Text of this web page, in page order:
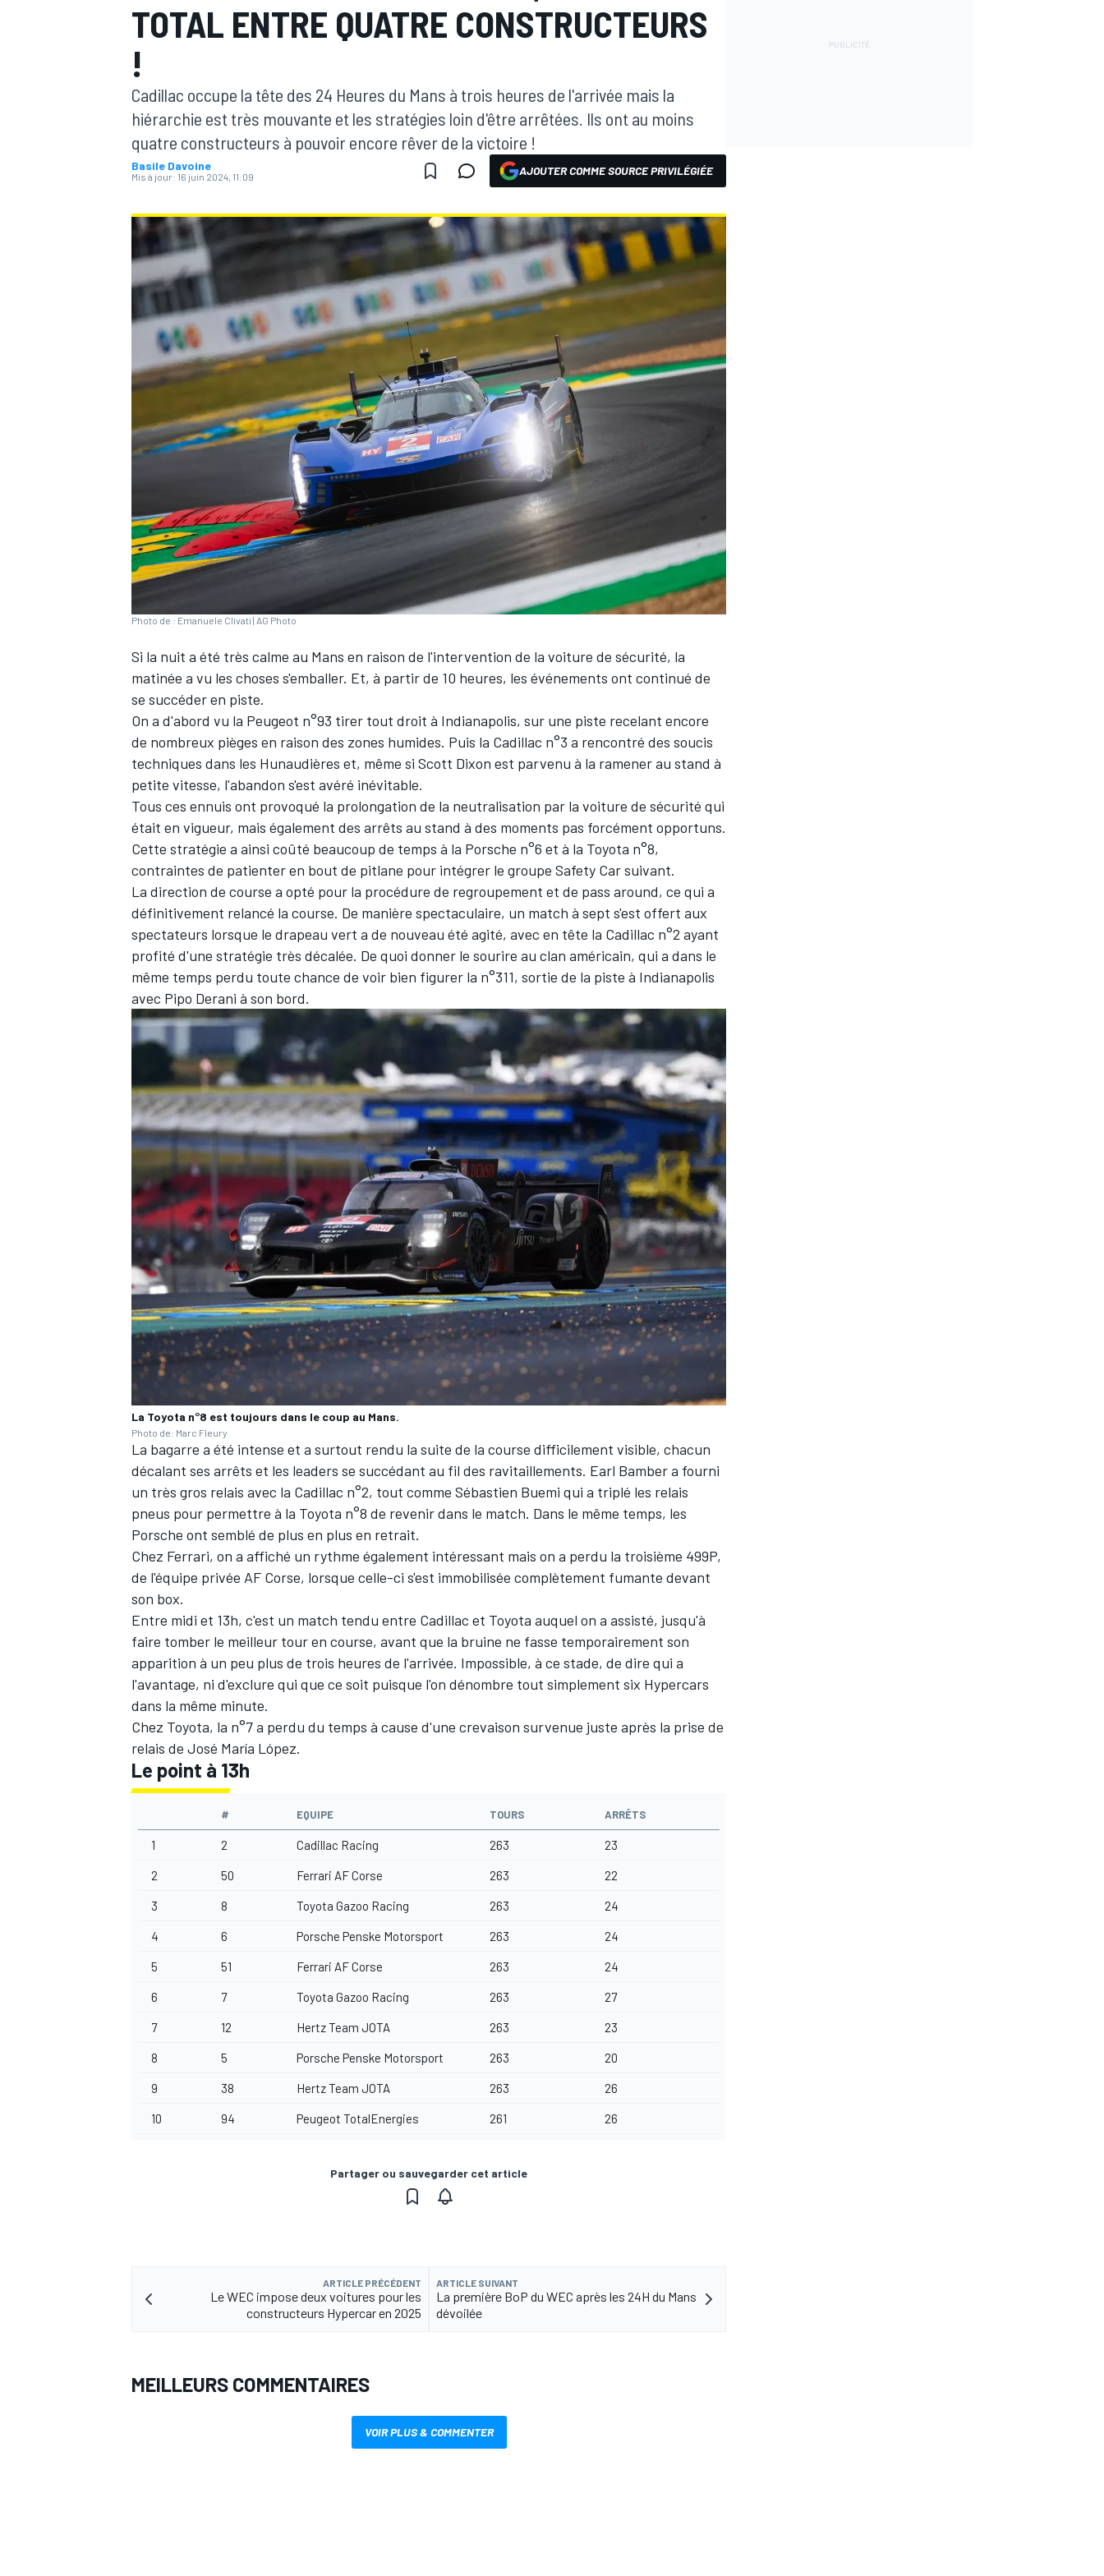
MOTOGP
WEC
AUTRES CHAMPIONNATS
TOTAL ENTRE QUATRE CONSTRUCTEURS
!
Cadillac occupe la tête des 24 Heures du Mans à trois heures de l'arrivée mais la
hiérarchie est très mouvante et les stratégies loin d'être arrêtées. Ils ont au moins
quatre constructeurs à pouvoir encore rêver de la victoire !
Basile Davoine
Mis à jour: 16 juin 2024, 11:09 AJOUTER COMME SOURCE PRIVILÉGIÉE
Photo de : Emanuele Clivati | AG Photo
Si la nuit a été très calme au Mans en raison de l'intervention de la voiture de sécurité, la
matinée a vu les choses s'emballer. Et, à partir de 10 heures, les événements ont continué de
se succéder en piste.
On a d'abord vu la Peugeot n°93 tirer tout droit à Indianapolis, sur une piste recelant encore
de nombreux pièges en raison des zones humides. Puis la Cadillac n°3 a rencontré des soucis
techniques dans les Hunaudières et, même si Scott Dixon est parvenu à la ramener au stand à
petite vitesse, l'abandon s'est avéré inévitable.
Tous ces ennuis ont provoqué la prolongation de la neutralisation par la voiture de sécurité qui
était en vigueur, mais également des arrêts au stand à des moments pas forcément opportuns.
Cette stratégie a ainsi coûté beaucoup de temps à la Porsche n°6 et à la Toyota n°8,
contraintes de patienter en bout de pitlane pour intégrer le groupe Safety Car suivant.
La direction de course a opté pour la procédure de regroupement et de pass around, ce qui a
définitivement relancé la course. De manière spectaculaire, un match à sept s'est offert aux
spectateurs lorsque le drapeau vert a de nouveau été agité, avec en tête la Cadillac n°2 ayant
profité d'une stratégie très décalée. De quoi donner le sourire au clan américain, qui a dans le
même temps perdu toute chance de voir bien figurer la n°311, sortie de la piste à Indianapolis
avec Pipo Derani à son bord.
La Toyota n°8 est toujours dans le coup au Mans.
Photo de: Marc Fleury
La bagarre a été intense et a surtout rendu la suite de la course difficilement visible, chacun
décalant ses arrêts et les leaders se succédant au fil des ravitaillements. Earl Bambera fourni
un très gros relais avec la Cadillac n°2, tout comme Sébastien Buemi qui a triplé les relais
pneus pour permettre à la Toyota n°8 de revenir dans le match. Dans le même temps, les
Porsche ont semblé de plus en plus en retrait.
Chez Ferrari, on a affiché un rythme également intéressant mais on a perdu la troisième 499P,
de l'équipe privée AF Corse, lorsque celle-ci s'est immobilisée complètement fumante devant
son box.
Entre midi et 13h, c'est un match tendu entre Cadillac et Toyota auquel on a assisté, jusqu'à
faire tomber le meilleur tour en course, avant que la bruine ne fasse temporairement son
apparition à un peu plus de trois heures de l'arrivée. Impossible, à ce stade, de dire qui a
l'avantage, ni d'exclure qui que ce soit puisque l'on dénombre tout simplement six Hypercars
dans la même minute.
Chez Toyota, la n°7 a perdu du temps à cause d'une crevaison survenue juste après la prise de
relais de José María López.
Le point à 13h
# EQUIPE TOURS ARRÊTS
1 2 Cadillac Racing 263 23
2 50 Ferrari AF Corse 263 22
3 8 Toyota Gazoo Racing 263 24
4 6 Porsche Penske Motorsport 263 24
5 51 Ferrari AF Corse 263 24
6 7 Toyota Gazoo Racing 263 27
7 12 Hertz Team JOTA 263 23
8 5 Porsche Penske Motorsport 263 20
9 38 Hertz Team JOTA 263 26
10 94 Peugeot TotalEnergies 261 26
Partager ou sauvegarder cet article
ARTICLE PRÉCÉDENT
Le WEC impose deux voitures pour les
constructeurs Hypercar en 2025
ARTICLE SUIVANT
La première BoP du WEC après les 24H du Mans
dévoilée
MEILLEURS COMMENTAIRES
VOIR PLUS & COMMENTER